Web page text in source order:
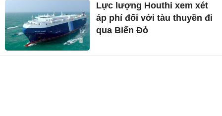
Lực lượng Houthi xem xét
áp phí đối với tàu thuyền đi
qua Biển Đỏ